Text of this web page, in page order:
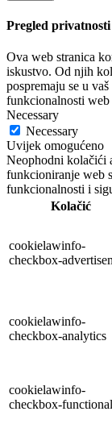
Pregled privatnosti
Ova web stranica
iskustvo. Od njih
pospremaju se u
funkcionalnosti web
Necessary
Necessary
Uvijek omogućeno
Neophodni kolačići
funkcioniranje web
funkcionalnosti i
Kolačić
cookielawinfo-
checkbox-
cookielawinfo-
checkbox-analytics
cookielawinfo-
checkbox-functional